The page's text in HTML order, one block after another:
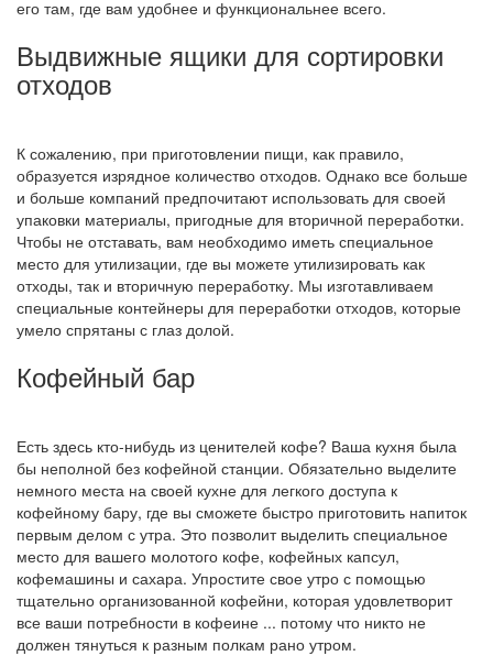
его там, где вам удобнее и функциональнее всего.
Выдвижные ящики для сортировки
отходов
К сожалению, при приготовлении пищи, как правило,
образуется изрядное количество отходов. Однако все больше
и больше компаний предпочитают использовать для своей
упаковки материалы, пригодные для вторичной переработки.
Чтобы не отставать, вам необходимо иметь специальное
место для утилизации, где вы можете утилизировать как
отходы, так и вторичную переработку. Мы изготавливаем
специальные контейнеры для переработки отходов, которые
умело спрятаны с глаз долой.
Кофейный бар
Есть здесь кто-нибудь из ценителей кофе? Ваша кухня была
бы неполной без кофейной станции. Обязательно выделите
немного места на своей кухне для легкого доступа к
кофейному бару, где вы сможете быстро приготовить напиток
первым делом с утра. Это позволит выделить специальное
место для вашего молотого кофе, кофейных капсул,
кофемашины и сахара. Упростите свое утро с помощью
тщательно организованной кофейни, которая удовлетворит
все ваши потребности в кофеине ... потому что никто не
должен тянуться к разным полкам рано утром.